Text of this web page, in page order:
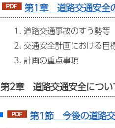
第1章 道路交通安全
道路交通事故のすう勢等
交通安全計画における目
計画の重点事項
第2章 道路交通安全につい
第1節 今後の道路交